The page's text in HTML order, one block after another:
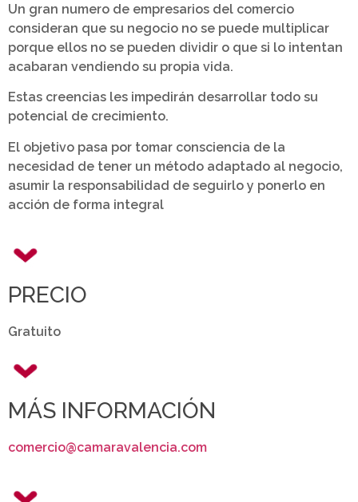
Un gran numero de empresarios del comercio
consideran que su negocio no se puede multiplicar
porque ellos no se pueden dividir o que si lo intentan
acabaran vendiendo su propia vida.
Estas creencias les impedirán desarrollar todo su
potencial de crecimiento.
El objetivo pasa por tomar consciencia de la
necesidad de tener un método adaptado al negocio,
asumir la responsabilidad de seguirlo y ponerlo en
acción de forma integral
PRECIO
Gratuito
MÁS INFORMACIÓN
comercio@camaravalencia.com